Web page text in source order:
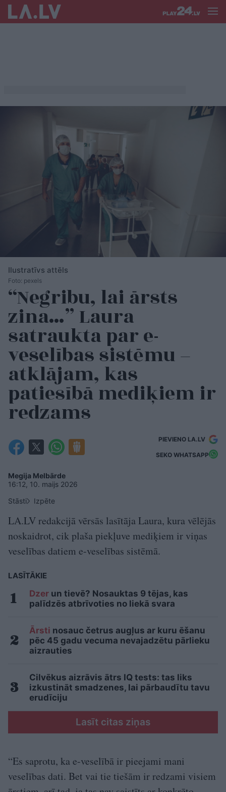
Ilustratīvs attēls
Foto: pexels
“Negribu, lai ārsts
zina…” Laura
satraukta par e-
veselības sistēmu –
atklājam, kas
patiesībā mediķiem ir
redzams
PIEVIENO LA.LV
SEKO WHATSAPP
Megija Melbārde
16:12, 10. maijs 2026
Stāsti
Izpēte
LA.LV redakcijā vērsās lasītāja Laura, kura vēlējās
noskaidrot, cik plaša piekļuve mediķiem ir viņas
veselības datiem e-veselības sistēmā.
LASĪTĀKIE
Dzer un tievē? Nosauktas 9 tējas, kas
palīdzēs atbrīvoties no liekā svara
Ārsti nosauc četrus augļus ar kuru ēšanu
pēc 45 gadu vecuma nevajadzētu pārlieku
aizrauties
Cilvēkus aizrāvis ātrs IQ tests: tas liks
izkustināt smadzenes, lai pārbaudītu tavu
erudīciju
Lasīt citas ziņas
“Es saprotu, ka e-veselībā ir pieejami mani
veselības dati. Bet vai tie tiešām ir redzami visiem